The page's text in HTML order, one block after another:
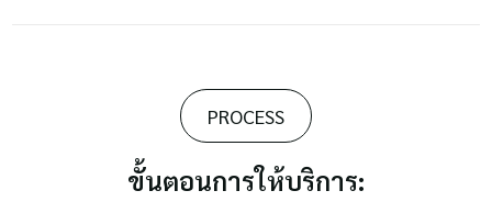
PROCESS
ขั้นตอนการให้บริการ: